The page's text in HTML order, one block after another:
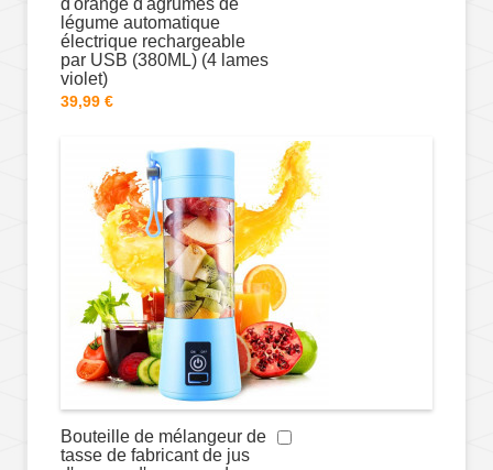
légume automatique
électrique rechargeable
par USB (380ML) (4 lames
violet)
39,99 €
Bouteille de mélangeur de
tasse de fabricant de jus